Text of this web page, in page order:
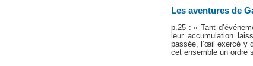
Les aventures de
p.25 : « Tant
leur accumulation
passée, l’œil exercé y
cet ensemble un ordre